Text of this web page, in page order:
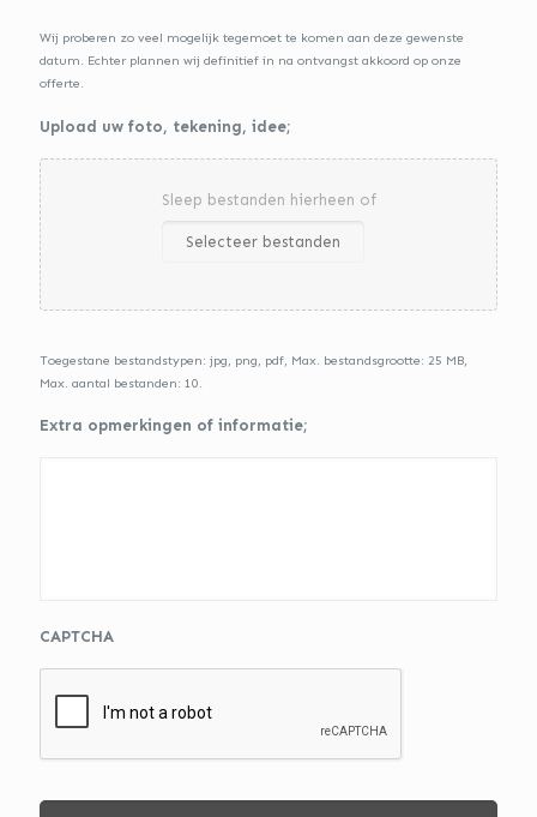
D
s
l
s
h
M
M
s
l
a
s
h
J
J
Wij proberen zo veel mogelijk tegemoet te komen aan deze gewenste
datum. Echter plannen wij definitief in na ontvangst akkoord op onze
offerte.
Upload uw foto, tekening, idee;
Sleep bestanden hierheen of
Selecteer bestanden
Toegestane bestandstypen: jpg, png, pdf, Max. bestandsgrootte: 25 MB,
Max. aantal bestanden: 10.
Extra opmerkingen of informatie;
CAPTCHA